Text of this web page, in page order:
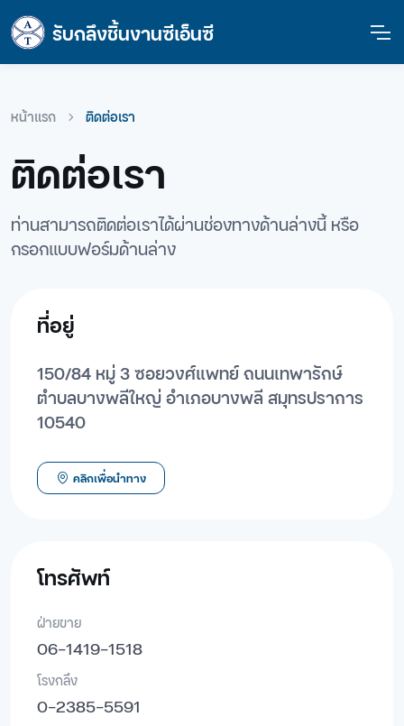
รับกลึงชิ้นงานซีเอ็นซี
หน้าแรก ติดต่อเรา
ติดต่อเรา
ท่านสามารถติดต่อเราได้ผ่านช่องทางด้านล่างนี้ หรือ
กรอกแบบฟอร์มด้านล่าง
ที่อยู่
150/84 หมู่ 3 ซอยวงศ์แพทย์ ถนนเทพารักษ์
ตำบลบางพลีใหญ่ อำเภอบางพลี สมุทรปราการ
10540
คลิกเพื่อนำทาง
โทรศัพท์
ฝ่ายขาย
06-1419-1518
โรงกลึง
0-2385-5591